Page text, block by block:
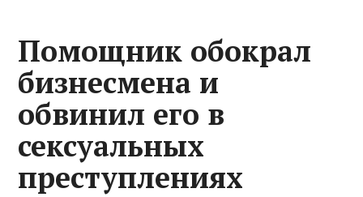
Помощник обокрал
бизнесмена и
обвинил его в
сексуальных
преступлениях